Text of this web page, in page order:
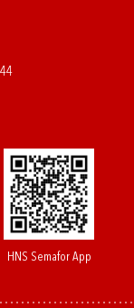
HNS Semafor App